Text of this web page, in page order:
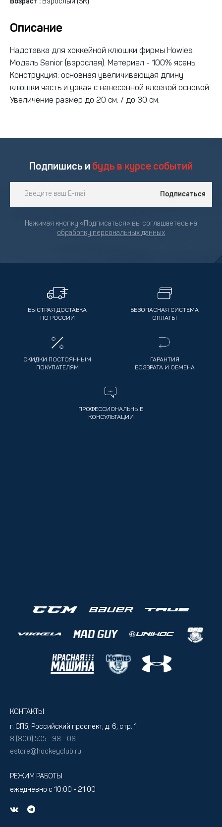
Возраст : Взрослый (SR)
Описание
Надставка для хоккейной клюшки фирмы Howies.
Модель Senior (взрослая). Материал - 100% ясень.
Конструкция: основная увеличивающая длину
клюшки часть и узкая с нанесенной клеевой основой.
Увеличение размер до 20 см. / до 30 см.
Подпишись и будь в курсе событий
Подписаться
Нажимая кнопку «Подписаться» вы соглашаетесь на
обработку персональных данных
БЫСТРАЯ ДОСТАВКА
ПО РОССИИ
БЕЗОПАСНАЯ СИСТЕМА
ОПЛАТЫ
СКИДКИ ПОСТОЯННЫМ
ПОКУПАТЕЛЯМ
ГАРАНТИЯ
ВОЗВРАТА И ОБМЕНА
ПРОФЕССИОНАЛЬНЫЕ
КОНСУЛЬТАЦИИ
КОНТАКТЫ
г. СПб, Российский проспект, д. 6, стр. 1
8 (800) 505 - 98 - 08
estore@hockeyclub.ru
РЕЖИМ РАБОТЫ
ежедневно с 10:00 - 21:00